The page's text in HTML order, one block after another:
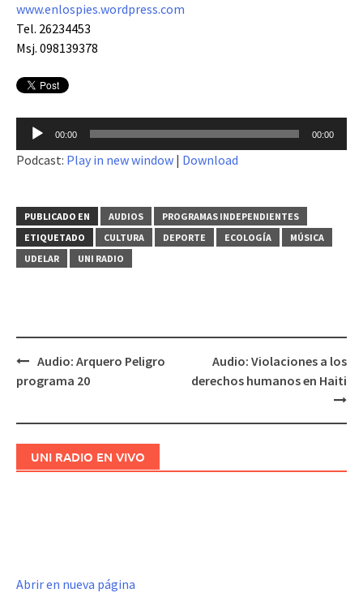
www.enlospies.wordpress.com
Tel. 26234453
Msj. 098139378
Reproductor
de
audio
00:00 00:00
Podcast: Play in new window | Download
PUBLICADO EN AUDIOS
PROGRAMAS INDEPENDIENTES
ETIQUETADO
CULTURA DEPORTE ECOLOGÍA
MÚSICA
UDELAR
UNI RADIO
Navegación
de
Audio: Arquero Peligro
programa 20
Audio: Violaciones a los
derechos humanos en Haiti
UNI RADIO EN VIVO
Abrir en nueva página